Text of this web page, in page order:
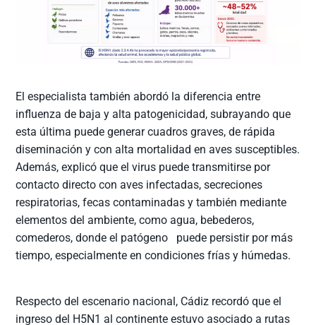
El especialista también abordó la diferencia entre
influenza de baja y alta patogenicidad, subrayando que
esta última puede generar cuadros graves, de rápida
diseminación y con alta mortalidad en aves susceptibles.
Además, explicó que el virus puede transmitirse por
contacto directo con aves infectadas, secreciones
respiratorias, fecas contaminadas y también mediante
elementos del ambiente, como agua, bebederos,
comederos, donde el patógeno puede persistir por más
tiempo, especialmente en condiciones frías y húmedas.
Respecto del escenario nacional, Cádiz recordó que el
ingreso del H5N1 al continente estuvo asociado a rutas